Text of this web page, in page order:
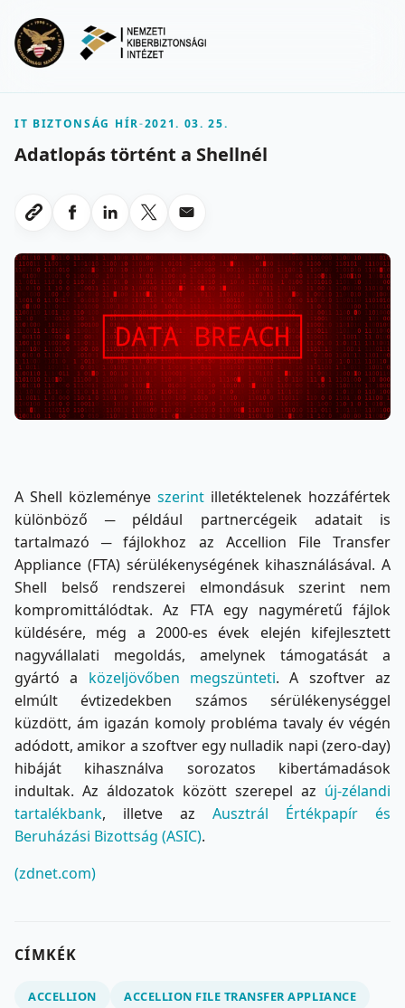
IT BIZTONSÁG HÍR-2021. 03. 25.
Adatlopás történt a Shellnél
Link masolasa
Megosztas Facebookon
Megosztas LinkedInen
Megosztas X-en
Megosztas emailben
A Shell közleménye szerint illetéktelenek hozzáfértek
különböző ─ például partnercégeik adatait is
tartalmazó ─ fájlokhoz az Accellion File Transfer
Appliance (FTA) sérülékenységének kihasználásával. A
Shell belső rendszerei elmondásuk szerint nem
kompromittálódtak. Az FTA egy nagyméretű fájlok
küldésére, még a 2000-es évek elején kifejlesztett
nagyvállalati megoldás, amelynek támogatását a
gyártó a közeljövőben megszünteti. A szoftver az
elmúlt évtizedekben számos sérülékenységgel
küzdött, ám igazán komoly probléma tavaly év végén
adódott, amikor a szoftver egy nulladik napi (zero-day)
hibáját kihasználva sorozatos kibertámadások
indultak. Az áldozatok között szerepel az új-zélandi
tartalékbank, illetve az Ausztrál Értékpapír és
Beruházási Bizottság (ASIC).
(zdnet.com)
CÍMKÉK
ACCELLION
ACCELLION FILE TRANSFER APPLIANCE